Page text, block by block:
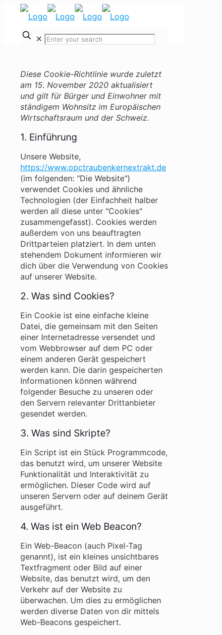
✕
Diese Cookie-Richtlinie wurde zuletzt
am 15. November 2020 aktualisiert
und gilt für Bürger und Einwohner mit
ständigem Wohnsitz im Europäischen
Wirtschaftsraum und der Schweiz.
1. Einführung
Unsere Website,
https://www.opctraubenkernextrakt.de
(im folgenden: "Die Website")
verwendet Cookies und ähnliche
Technologien (der Einfachheit halber
werden all diese unter "Cookies"
zusammengefasst). Cookies werden
außerdem von uns beauftragten
Drittparteien platziert. In dem unten
stehendem Dokument informieren wir
dich über die Verwendung von Cookies
auf unserer Website.
2. Was sind Cookies?
Ein Cookie ist eine einfache kleine
Datei, die gemeinsam mit den Seiten
einer Internetadresse versendet und
vom Webbrowser auf dem PC oder
einem anderen Gerät gespeichert
werden kann. Die darin gespeicherten
Informationen können während
folgender Besuche zu unseren oder
den Servern relevanter Drittanbieter
gesendet werden.
3. Was sind Skripte?
Ein Script ist ein Stück Programmcode,
das benutzt wird, um unserer Website
Funktionalität und Interaktivität zu
ermöglichen. Dieser Code wird auf
unseren Servern oder auf deinem Gerät
ausgeführt.
4. Was ist ein Web Beacon?
Ein Web-Beacon (auch Pixel-Tag
genannt), ist ein kleines unsichtbares
Textfragment oder Bild auf einer
Website, das benutzt wird, um den
Verkehr auf der Website zu
überwachen. Um dies zu ermöglichen
werden diverse Daten von dir mittels
Web-Beacons gespeichert.